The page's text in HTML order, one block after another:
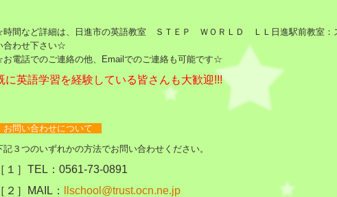
間など詳細は、日進市の英語教室 ＳＴＥＰ ＷＯＲＬＤ ＬＬ日進駅前教室：
合わせ下さい☆
電話でのご連絡の他、Emailでのご連絡も可能です☆
に英語学習を経験している皆さんも大歓迎!!!
お問い合わせについて
記３つのいずれかの方法でお問い合わせください。
［１］TEL： 0561-73-0891
［２］MAIL：
llschool@trust.ocn.ne.jp